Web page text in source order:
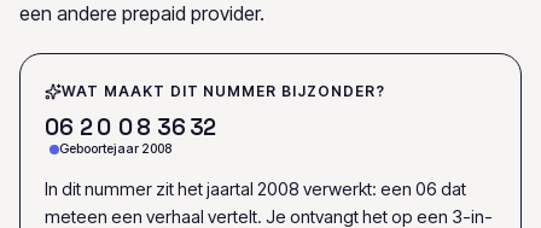
een andere prepaid provider.
WAT MAAKT DIT NUMMER BIJZONDER?
06 20 08 36 32
Geboortejaar 2008
In dit nummer zit het jaartal 2008 verwerkt: een 06 dat
meteen een verhaal vertelt. Je ontvangt het op een 3-in-